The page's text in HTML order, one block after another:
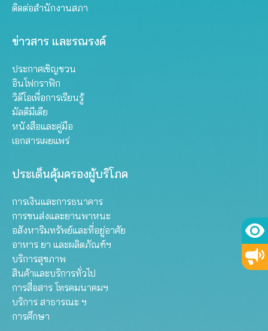
ติดต่อสำนักงานสภา
ข่าวสาร และรณรงค์
ประกาศเชิญชวน
อินโฟกราฟิก
วิดีโอเพื่อการเรียนรู้
มัลติมีเดีย
หนังสือและคู่มือ
เอกสารเผยแพร่
ประเด็นคุ้มครองผู้บริโภค
การเงินและการธนาคาร
การขนส่งและยานพาหนะ
อสังหาริมทรัพย์และที่อยู่อาศัย
อาหาร ยา และผลิตภัณฑ์ฯ
บริการสุขภาพ
สินค้าและบริการทั่วไป
การสื่อสาร โทรคมนาคมฯ
บริการ สาธารณะ ฯ
การศึกษา